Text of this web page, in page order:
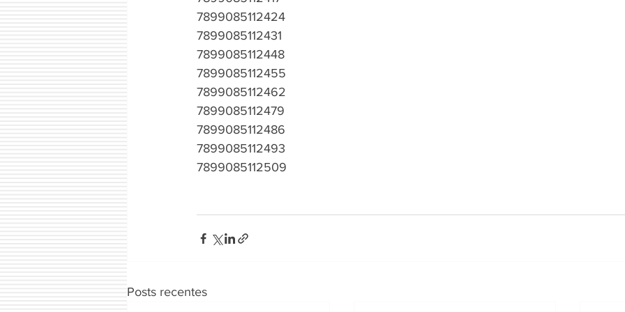
7899085112424
7899085112431
7899085112448
7899085112455
7899085112462
7899085112479
7899085112486
7899085112493
7899085112509
Posts recentes